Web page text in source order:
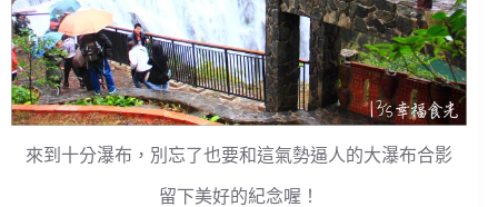
來到十分瀑布，別忘了也要和這氣勢逼人的大瀑布合影
留下美好的紀念喔！